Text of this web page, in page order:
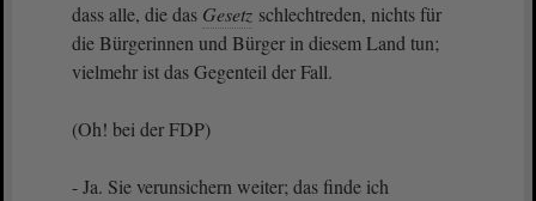
dass alle, die das Gesetz schlechtreden, nichts für
die Bürgerinnen und Bürger in diesem Land tun;
vielmehr ist das Gegenteil der Fall.
(Oh! bei der FDP)
- Ja. Sie verunsichern weiter; das finde ich